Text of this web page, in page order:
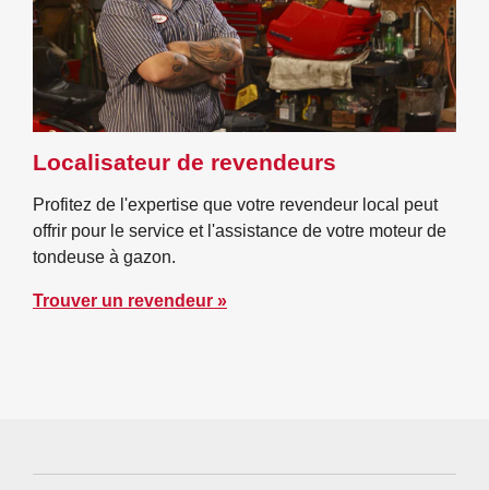
Localisateur de revendeurs
Profitez de l'expertise que votre revendeur local peut
offrir pour le service et l'assistance de votre moteur de
tondeuse à gazon.
Trouver un revendeur »